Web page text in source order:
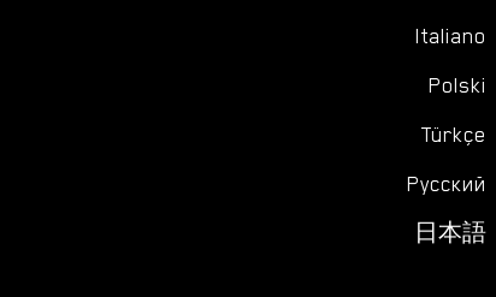
Italiano
Polski
Türkçe
Русский
日本語